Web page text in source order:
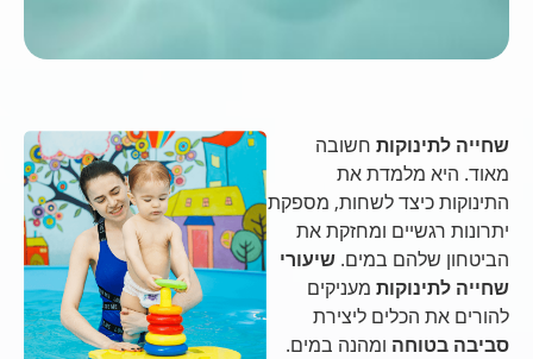
שחייה לתינוקותחשובה
מאוד. היא מלמדת את
התינוקות כיצד לשחות, מספקת
יתרונות רגשיים ומחזקת את
הביטחון שלהם במים.שיעורי
שחייה לתינוקותמעניקים
להורים את הכלים ליצירת
סביבה בטוחהומהנה במים.